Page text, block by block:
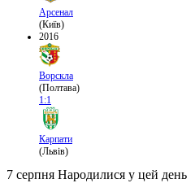
Арсенал
(Київ)
2016
Ворскла
(Полтава)
1:1
Карпати
(Львів)
7 серпня Народилися у цей день